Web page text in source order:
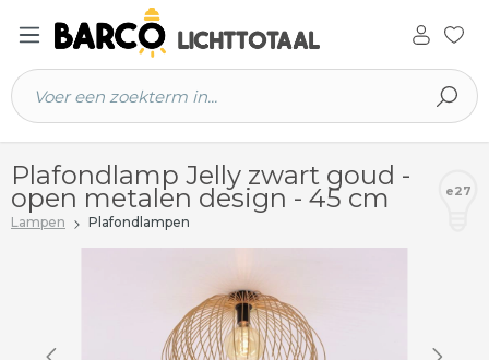
hoofdinhoud
Plafondlamp Jelly zwart goud -
open metalen design - 45 cm
Lampen Plafondlampen
e27